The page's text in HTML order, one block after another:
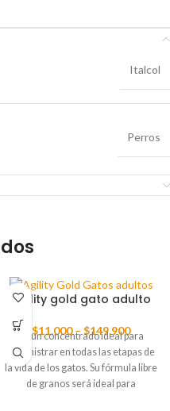
Italcol
Perros
Agility gold gato adulto
$11.000 – $149.900
Es un concentrado ideal para
suministrar en todas las etapas de
la vida de los gatos. Su fórmula libre
de granos será ideal para